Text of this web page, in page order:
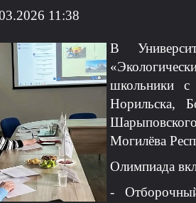
11:38
В
школьники с
Норильска,
Могилёва
Олимпиада
-